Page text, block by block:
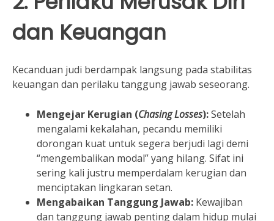
dan Keuangan
Kecanduan judi berdampak langsung pada stabilitas
keuangan dan perilaku tanggung jawab seseorang.
Mengejar Kerugian (Chasing Losses):Setelah
mengalami kekalahan, pecandu memiliki
dorongan kuat untuk segera berjudi lagi demi
“mengembalikan modal” yang hilang. Sifat ini
sering kali justru memperdalam kerugian dan
menciptakan lingkaran setan.
Mengabaikan Tanggung Jawab: Kewajiban
dan tanggung jawab penting dalam hidup mulai